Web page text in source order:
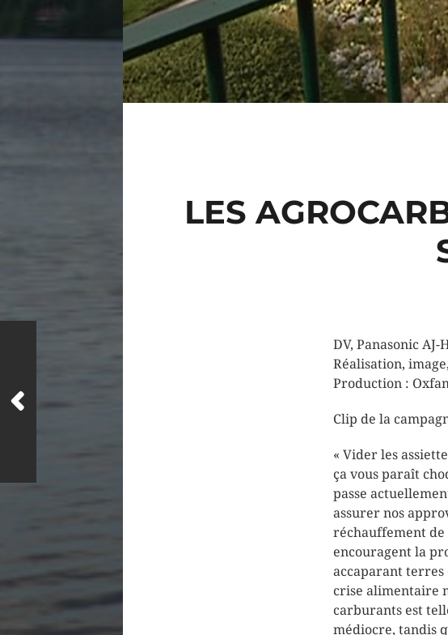
LES
DV, Panasonic AJ-
Réalisation,
Production :
Clip de la
« Vider les
ça vous paraît
passe
assurer nos
réchauffement de
encouragent la
accaparant terres
crise alimentaire
carburants est
médiocre, tandis